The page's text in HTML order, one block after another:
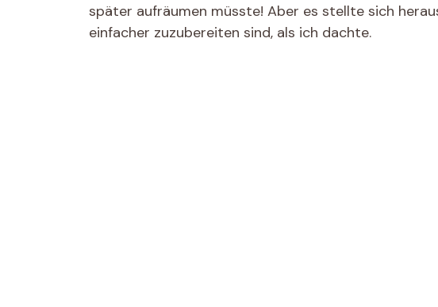
später aufräumen müsste! Aber es stellte sich
einfacher zuzubereiten sind, als ich dachte.